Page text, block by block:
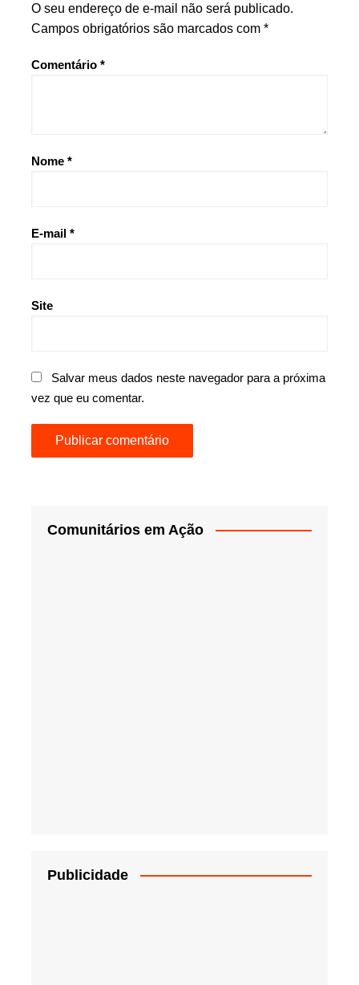
O seu endereço de e-mail não será publicado.
Campos obrigatórios são marcados com *
Comentário *
Nome *
E-mail *
Site
Salvar meus dados neste navegador para a próxima
vez que eu comentar.
Comunitários em Ação
Publicidade